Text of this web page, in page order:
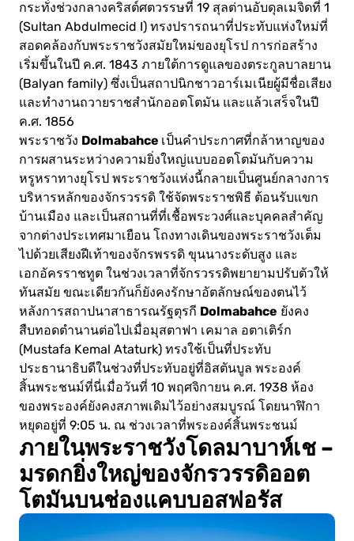
กระทั่งช่วงกลางคริสต์ศตวรรษที่ 19 สุลต่านอับดุลเมจิดที่ 1
(Sultan Abdulmecid I) ทรงปรารถนาที่ประทับแห่งใหม่ที่
สอดคล้องกับพระราชวังสมัยใหม่ของยุโรป การก่อสร้าง
เริ่มขึ้นในปี ค.ศ. 1843 ภายใต้การดูแลของตระกูลบาลยาน
(Balyan family) ซึ่งเป็นสถาปนิกชาวอาร์เมเนียผู้มีชื่อเสียง
และทำงานถวายราชสำนักออตโตมัน และแล้วเสร็จในปี
ค.ศ. 1856
พระราชวัง Dolmabahce เป็นคำประกาศที่กล้าหาญของ
การผสานระหว่างความยิ่งใหญ่แบบออตโตมันกับความ
หรูหราทางยุโรป พระราชวังแห่งนี้กลายเป็นศูนย์กลางการ
บริหารหลักของจักรวรรดิ ใช้จัดพระราชพิธี ต้อนรับแขก
บ้านเมือง และเป็นสถานที่ที่เชื้อพระวงศ์และบุคคลสำคัญ
จากต่างประเทศมาเยือน โถงทางเดินของพระราชวังเต็ม
ไปด้วยเสียงฝีเท้าของจักรพรรดิ ขุนนางระดับสูง และ
เอกอัครราชทูต ในช่วงเวลาที่จักรวรรดิพยายามปรับตัวให้
ทันสมัย ขณะเดียวกันก็ยังคงรักษาอัตลักษณ์ของตนไว้
หลังการสถาปนาสาธารณรัฐตุรกี Dolmabahce ยังคง
สืบทอดตำนานต่อไปเมื่อมุสตาฟา เคมาล อตาเติร์ก
(Mustafa Kemal Ataturk) ทรงใช้เป็นที่ประทับ
ประธานาธิบดีในช่วงที่ประทับอยู่ที่อิสตันบูล พระองค์
สิ้นพระชนม์ที่นี่เมื่อวันที่ 10 พฤศจิกายน ค.ศ. 1938 ห้อง
ของพระองค์ยังคงสภาพเดิมไว้อย่างสมบูรณ์ โดยนาฬิกา
หยุดอยู่ที่ 9:05 น. ณ ช่วงเวลาที่พระองค์สิ้นพระชนม์
ภายในพระราชวังโดลมาบาห์เช –
มรดกยิ่งใหญ่ของจักรวรรดิออต
โตมันบนช่องแคบบอสฟอรัส